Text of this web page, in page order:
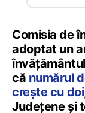
Comisia de
adoptat un
că numărul
crește cu doi
Județene și